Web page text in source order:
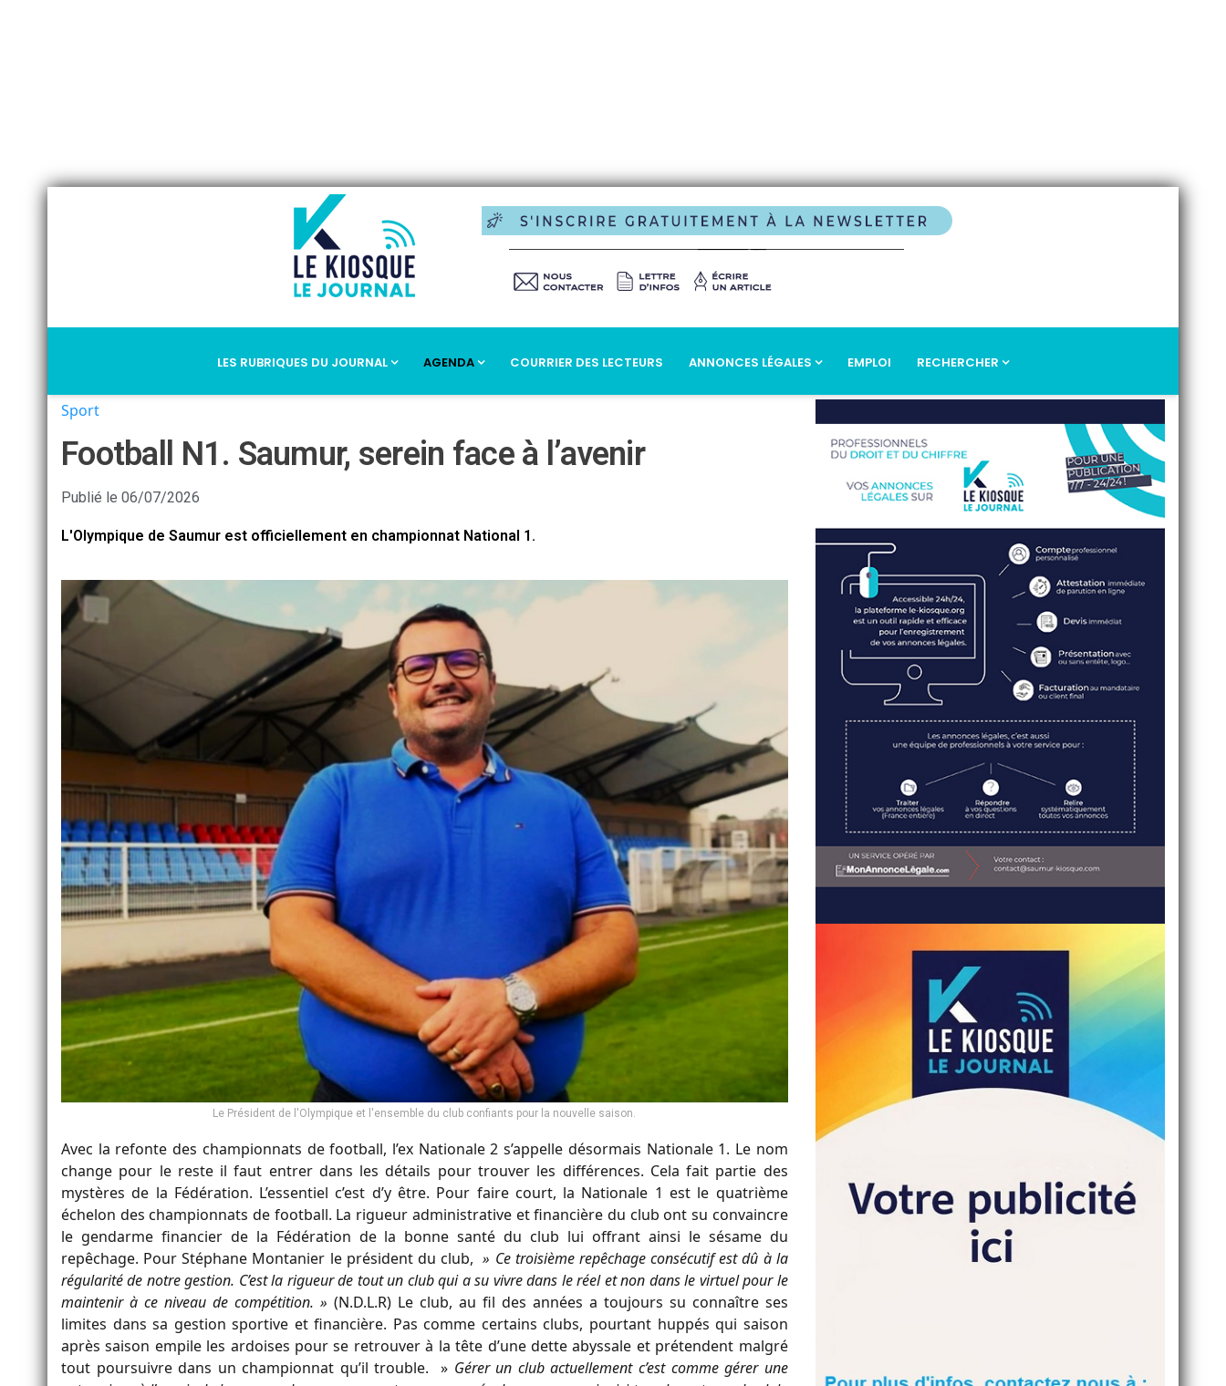
LES RUBRIQUES DU JOURNAL AGENDA COURRIER DES LECTEURS ANNONCES LÉGALES EMPLOI RECHERCHER
Sport
Football N1. Saumur, serein face à l’avenir
Publié le 06/07/2026
L'Olympique de Saumur est officiellement en championnat National 1.
Le Président de l'Olympique et l'ensemble du club confiants pour la nouvelle saison.
Avec la refonte des championnats de football, l’ex Nationale 2 s’appelle désormais Nationale 1. Le nom
change pour le reste il faut entrer dans les détails pour trouver les différences. Cela fait partie des
mystères de la Fédération. L’essentiel c’est d’y être. Pour faire court, la Nationale 1 est le quatrième
échelon des championnats de football. La rigueur administrative et financière du club ont su convaincre
le gendarme financier de la Fédération de la bonne santé du club lui offrant ainsi le sésame du
repêchage. Pour Stéphane Montanier le président du club, » Ce troisième repêchage consécutif est dû à la
régularité de notre gestion. C’est la rigueur de tout un club qui a su vivre dans le réel et non dans le virtuel pour le
maintenir à ce niveau de compétition. » (N.D.L.R) Le club, au fil des années a toujours su connaître ses
limites dans sa gestion sportive et financière. Pas comme certains clubs, pourtant huppés qui saison
après saison empile les ardoises pour se retrouver à la tête d’une dette abyssale et prétendent malgré
tout poursuivre dans un championnat qu’il trouble. » Gérer un club actuellement c’est comme gérer une